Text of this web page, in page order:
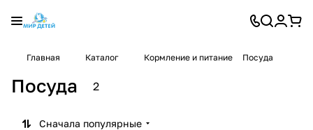
Главная Каталог Кормление и питание Посуда
Посуда 2
Сначала популярные